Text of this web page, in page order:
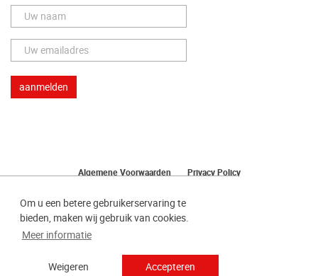
Om u een betere gebruikerservaring te
bieden, maken wij gebruik van cookies.
Meer informatie
Weigeren Accepteren
Algemene Voorwaarden
Privacy Policy